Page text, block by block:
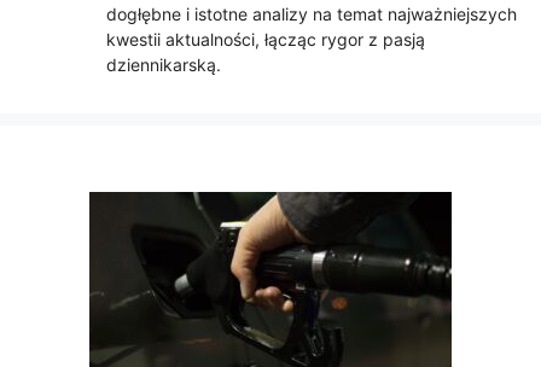
dogłębne i istotne analizy na temat najważniejszych
kwestii aktualności, łącząc rygor z pasją
dziennikarską.